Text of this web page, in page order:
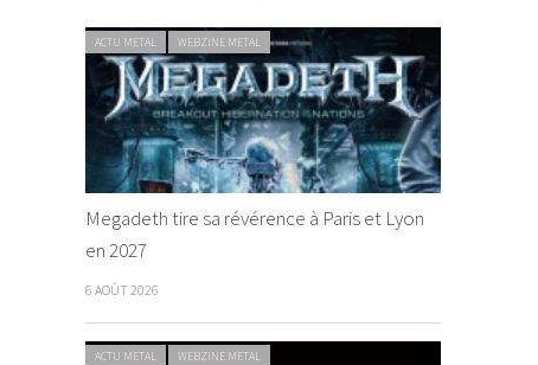
ACTU METAL WEBZINE METAL
Megadeth tire sa révérence à Paris et Lyon
en 2027
6 AOÛT 2026
ACTU METAL WEBZINE METAL